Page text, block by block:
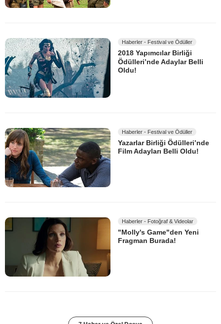
Haberler - Festival ve Ödüller
2018 Yapımcılar Birliği
Ödülleri’nde Adaylar Belli
Oldu!
Haberler - Festival ve Ödüller
Yazarlar Birliği Ödülleri’nde
Film Adayları Belli Oldu!
Haberler - Fotoğraf & Videolar
"Molly's Game"den Yeni
Fragman Burada!